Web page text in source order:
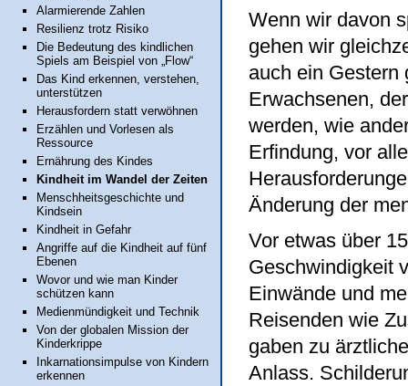
Wenn wir davon
gehen wir
auch ein Gestern
Erwachsenen,
werden, wie
Erfindung, vor
Änderung der
Vor etwas über
Geschwindigkeit
Einwände und
Reisenden wie
gaben zu
Anlass.
Alarmierende Zahlen
Resilienz trotz Risiko
Die Bedeutung des kindlichen
Spiels am Beispiel von „Flow“
Das Kind erkennen, verstehen,
unterstützen
Herausfordern statt verwöhnen
Erzählen und Vorlesen als
Ressource
Ernährung des Kindes
Kindheit im Wandel der Zeiten
Menschheitsgeschichte und
Kindsein
Kindheit in Gefahr
Angriffe auf die Kindheit auf fünf
Ebenen
Wovor und wie man Kinder
schützen kann
Medienmündigkeit und Technik
Von der globalen Mission der
Kinderkrippe
Inkarnationsimpulse von Kindern
erkennen